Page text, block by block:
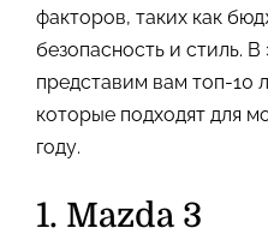
факторов, таких как
безопасность и стиль.
представим вам топ-10
которые подходят для
году.
1. Mazda 3